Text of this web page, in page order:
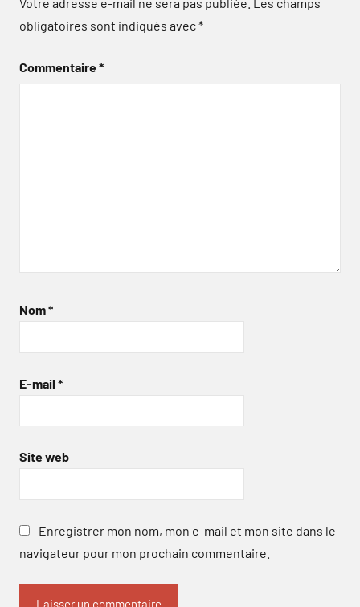
obligatoires sont indiqués avec*
Commentaire*
Nom*
E-mail *
Site web
Enregistrer mon nom, mon e-mail et mon site dans le
navigateur pour mon prochain commentaire.